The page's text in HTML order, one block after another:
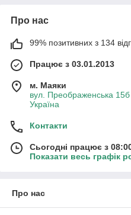
Про нас
99% позитивних з 134
Працює з 03.01.2013
м. Маяки
вул. Преображенська
Україна
Контакти
Сьогодні працює з
Показати весь графік
Про нас